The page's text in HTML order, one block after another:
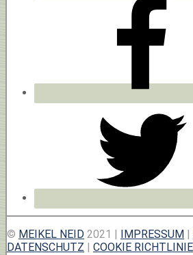
© MEIKEL NEID 2021 | IMPRESSUM |
DATENSCHUTZ | COOKIE RICHTLINIE